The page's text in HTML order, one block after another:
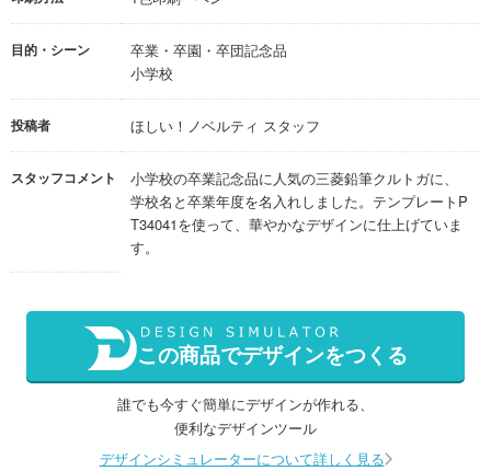
目的・シーン
卒業・卒園・卒団記念品
小学校
投稿者 ほしい！ノベルティ スタッフ
スタッフコメント
小学校の卒業記念品に人気の三菱鉛筆クルトガに、
学校名と卒業年度を名入れしました。テンプレートP
T34041を使って、華やかなデザインに仕上げていま
す。
この商品でデザインをつくる
誰でも今すぐ簡単にデザインが作れる、
便利なデザインツール
デザインシミュレーターについて詳しく見る